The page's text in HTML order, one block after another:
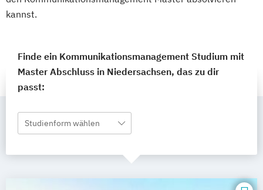
kannst.
Finde ein Kommunikationsmanagement Studium mit
Master Abschluss in Niedersachsen, das zu dir
passt:
Studienform wählen